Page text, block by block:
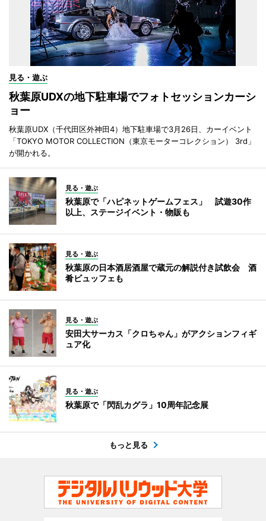
見る・遊ぶ
秋葉原UDXの地下駐車場でフォトセッションカーシ
ョー
秋葉原UDX（千代田区外神田4）地下駐車場で3月26日、カーイベント
「TOKYO MOTOR COLLECTION（東京モーターコレクション） 3rd」
が開かれる。
見る・遊ぶ
秋葉原で「ハピネットゲームフェス」 試遊30作
以上、ステージイベント・物販も
見る・遊ぶ
秋葉原の日本酒居酒屋で蔵元の解説付き試飲会 酒
肴ビュッフェも
見る・遊ぶ
安田大サーカス「クロちゃん」がアクションフィギ
ュア化
見る・遊ぶ
秋葉原で「閃乱カグラ」10周年記念展
もっと見る